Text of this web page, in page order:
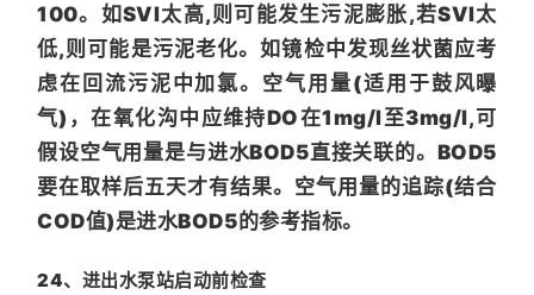
100。如SVI太高,则可能发生污泥膨胀,若SVI太
低,则可能是污泥老化。如镜检中发现丝状菌应考
虑在回流污泥中加氯。空气用量(适用于鼓风曝
气)，在氧化沟中应维持DO在1mg/l至3mg/l,可
假设空气用量是与进水BOD5直接关联的。BOD5
要在取样后五天才有结果。空气用量的追踪(结合
COD值)是进水BOD5的参考指标。
24、进出水泵站启动前检查